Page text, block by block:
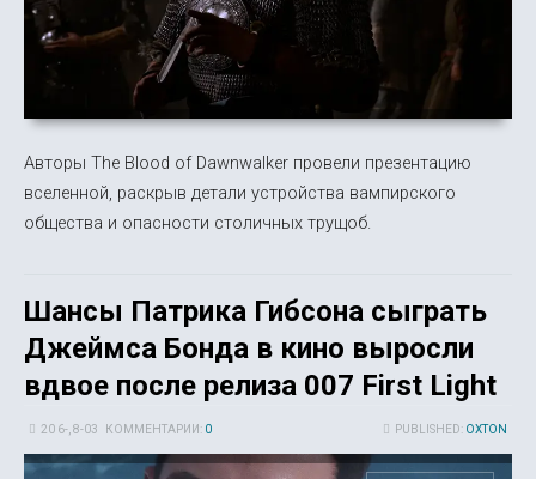
Авторы The Blood of Dawnwalker провели презентацию
вселенной, раскрыв детали устройства вампирского
общества и опасности столичных трущоб.
Шансы Патрика Гибсона сыграть
Джеймса Бонда в кино выросли
вдвое после релиза 007 First Light
PUBLISHED: OXTON
20 6-, 8-03 КОММЕНТАРИИ: 0